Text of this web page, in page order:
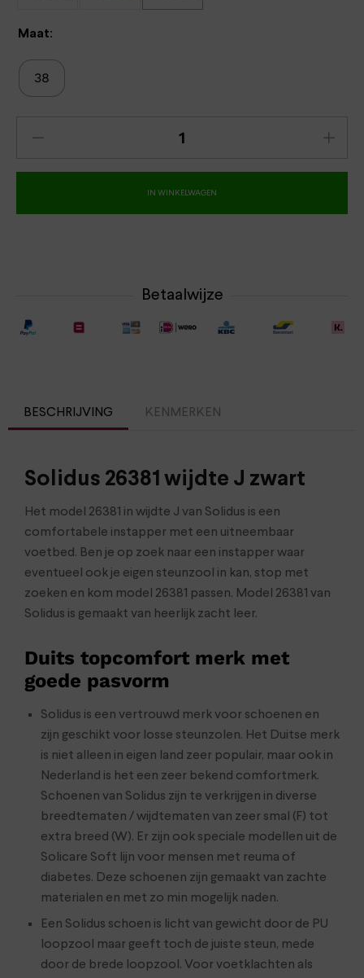
Maat:
38
IN WINKELWAGEN
Betaalwijze
BESCHRIJVING KENMERKEN
Solidus 26381 wijdte J zwart
Het model 26381 in wijdte J van Solidus is een
comfortabele instapper met een uitneembaar
voetbed. Ben je op zoek naar een instapper waar
eventueel ook je eigen steunzool in kan, stop met
zoeken en kom model 26381 passen. Model 26381 van
Solidus is gemaakt van heerlijk zacht leer.
Duits topcomfort merk met
goede pasvorm
Solidus is een vertrouwd merk voor schoenen en
zijn geschikt voor losse steunzolen. Het Duitse merk
is niet alleen in eigen land zeer populair, maar ook in
Nederland is het een zeer bekend comfortmerk.
Schoenen van Solidus zijn te verkrijgen in diverse
breedtematen / wijdtematen van zeer smal (F) tot
extra breed (W). Er zijn ook speciale modellen uit de
Solicare Soft lijn voor mensen met reuma of
diabetes. Deze schoenen zijn gemaakt van zachte
materialen en met zo min mogelijk naden.
Een Solidus schoen is licht van gewicht door de PU
loopzool maar geeft toch de juiste steun, mede
door de brede loopzool. Voor voetklachten als